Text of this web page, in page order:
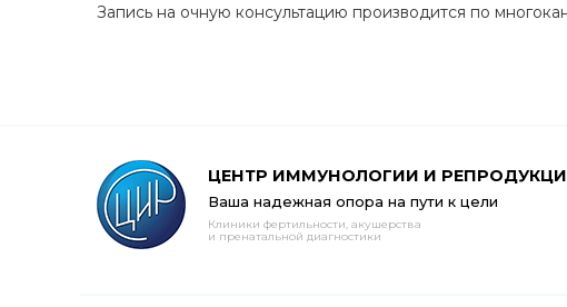
Запись на очную консультацию производится по
ЦЕНТР ИММУНОЛОГИИ И
Ваша надежная опора на пути к цели
Клиники фертильности, акушерства
и пренатальной диагностики